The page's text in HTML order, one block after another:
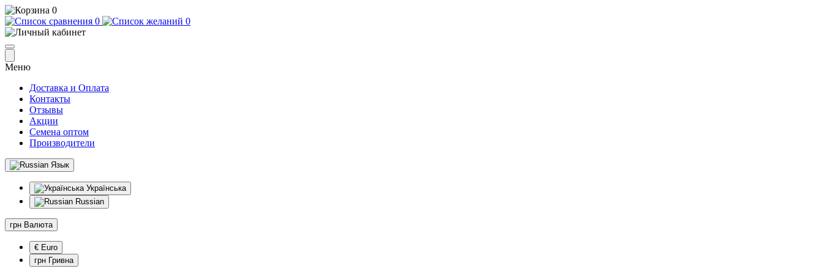
0
0
0
Меню
Доставка и Оплата
Контакты
Отзывы
Акции
Семена оптом
Производители
Язык
Українська
Russian
грн Валюта
€ Euro
грн Гривна